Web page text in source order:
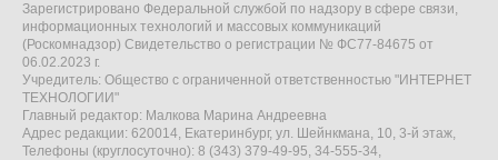
Зарегистрировано Федеральной службой по надзору в сфере связи,
информационных технологий и массовых коммуникаций
(Роскомнадзор) Свидетельство о регистрации № ФС77-84675 от
06.02.2023 г.
Учредитель: Общество с ограниченной ответственностью "ИНТЕРНЕТ
ТЕХНОЛОГИИ"
Главный редактор: Малкова Марина Андреевна
Адрес редакции: 620014, Екатеринбург, ул. Шейнкмана, 10, 3-й этаж,
Телефоны (круглосуточно): 8 (343) 379-49-95, 34-555-34,